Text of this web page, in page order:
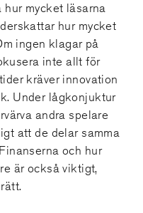
mycket läsarna
hur mycket
ingen klagar på
inte allt för
kräver innovation
Under lågkonjuktur
andra spelare
att de delar samma
och hur
är också viktigt,